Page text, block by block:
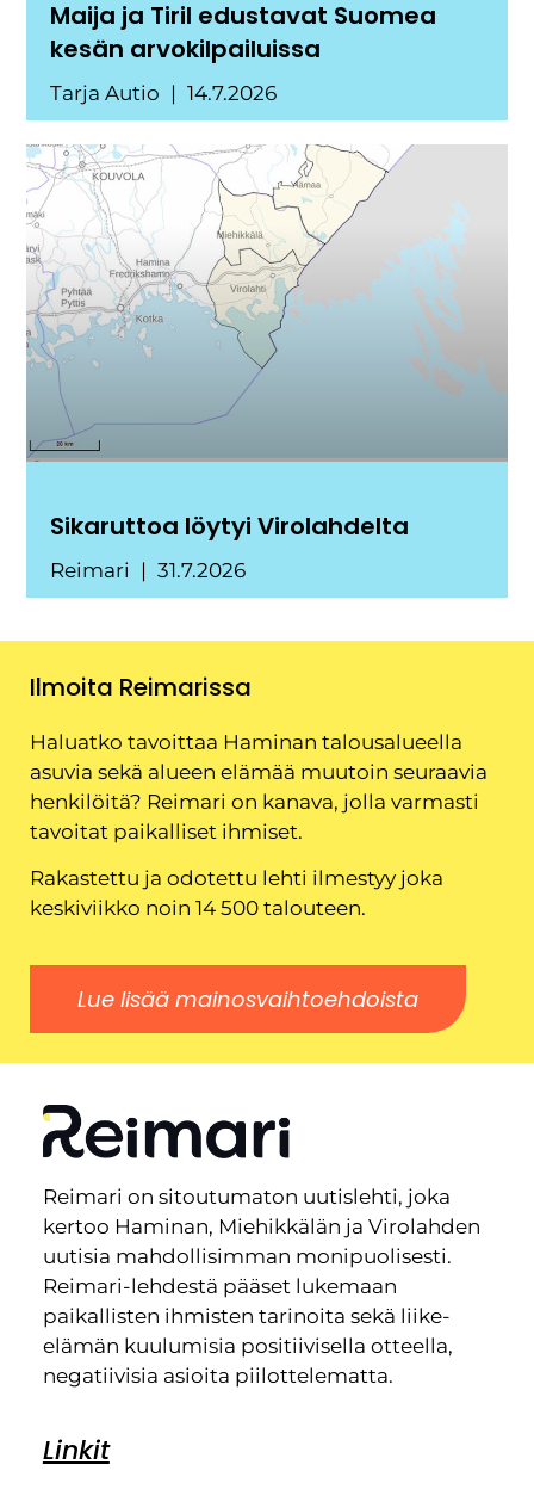
Maija ja Tiril edustavat Suomea
kesän arvokilpailuissa
Tarja Autio 14.7.2026
Sikaruttoa löytyi Virolahdelta
Reimari 31.7.2026
Ilmoita Reimarissa
Haluatko tavoittaa Haminan talousalueella
asuvia sekä alueen elämää muutoin seuraavia
henkilöitä? Reimari on kanava, jolla varmasti
tavoitat paikalliset ihmiset.
Rakastettu ja odotettu lehti ilmestyy joka
keskiviikko noin 14 500 talouteen.
Lue lisää mainosvaihtoehdoista
Reimari on sitoutumaton uutislehti, joka
kertoo Haminan, Miehikkälän ja Virolahden
uutisia mahdollisimman monipuolisesti.
Reimari-lehdestä pääset lukemaan
paikallisten ihmisten tarinoita sekä liike-
elämän kuulumisia positiivisella otteella,
negatiivisia asioita piilottelematta.
Linkit